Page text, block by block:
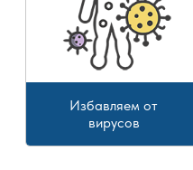
Избавляем от
вирусов